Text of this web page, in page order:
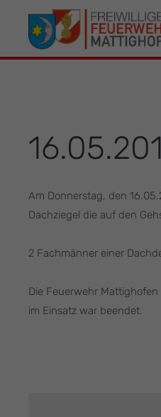
Der Eintrag "offcanvas-col1"
nicht.
Am Donnerstag, den
Dachziegel die auf den
2 Fachmänner einer
Die Feuerwehr
im Einsatz war beendet.